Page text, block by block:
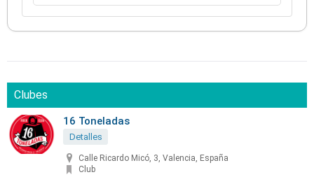
Clubes
16 Toneladas
Detalles
Calle Ricardo Micó, 3, Valencia, España
Club